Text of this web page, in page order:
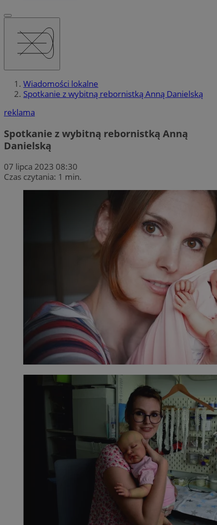
Wiadomości lokalne
Spotkanie z wybitną rebornistką Anną Danielską
reklama
Spotkanie z wybitną rebornistką Anną
Danielską
07 lipca 2023 08:30
Czas czytania: 1 min.